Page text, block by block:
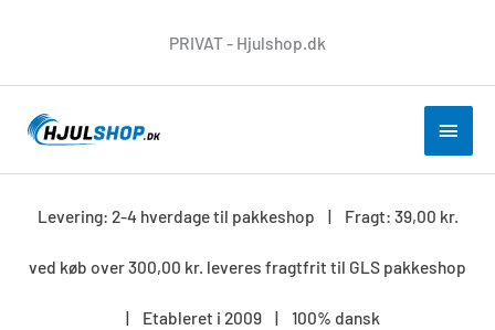
PRIVAT - Hjulshop.dk
Levering: 2-4 hverdage til pakkeshop | Fragt: 39,00 kr.
ved køb over 300,00 kr. leveres fragtfrit til GLS pakkeshop
| Etableret i 2009 | 100% dansk